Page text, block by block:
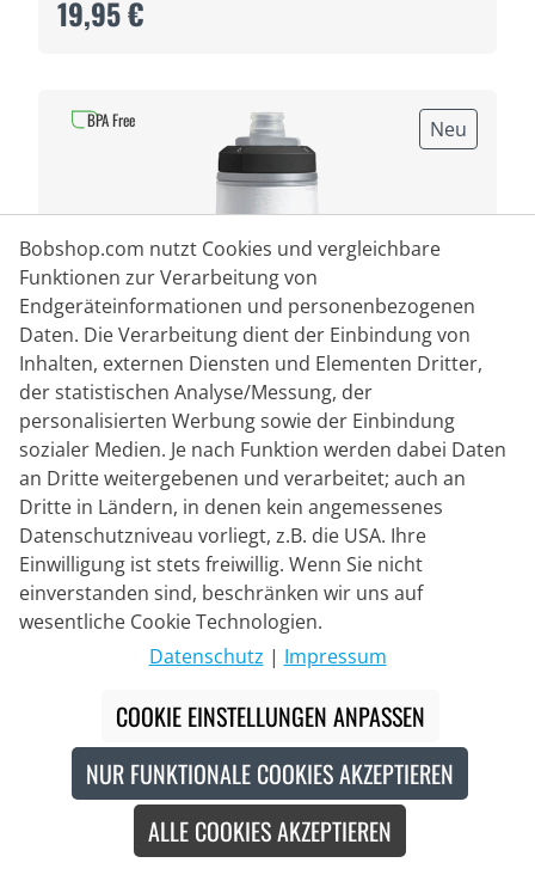
19,95 €
Neu
CAMELBAK
Trinkflasche Podium Chill 710 ml
BPA Free
Neu
BPA Free
Bobshop.com nutzt Cookies und vergleichbare
Funktionen zur Verarbeitung von
Endgeräteinformationen und personenbezogenen
Daten. Die Verarbeitung dient der Einbindung von
Inhalten, externen Diensten und Elementen Dritter,
der statistischen Analyse/Messung, der
personalisierten Werbung sowie der Einbindung
sozialer Medien. Je nach Funktion werden dabei Daten
an Dritte weitergebenen und verarbeitet; auch an
Dritte in Ländern, in denen kein angemessenes
Datenschutzniveau vorliegt, z.B. die USA. Ihre
Einwilligung ist stets freiwillig. Wenn Sie nicht
einverstanden sind, beschränken wir uns auf
wesentliche Cookie Technologien.
Datenschutz | Impressum
COOKIE EINSTELLUNGEN ANPASSEN
NUR FUNKTIONALE COOKIES AKZEPTIEREN
ALLE COOKIES AKZEPTIEREN